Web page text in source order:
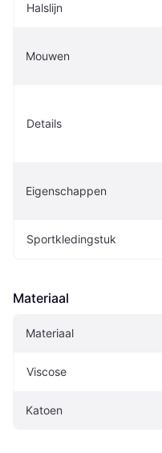
Halslijn
Mouwen
Details
Eigenschappen
Sportkledingstuk
Materiaal
Materiaal
Viscose
Katoen